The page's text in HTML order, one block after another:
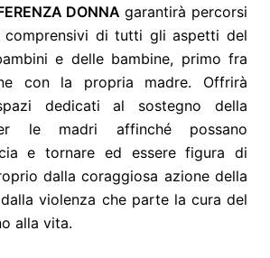
DONNAgarantirà percorsi
comprensivi di tutti gli aspetti del
e delle bambine, primo fra
con la propria madre. Offrirà
dedicati al sostegno della
le madri affinché possano
e tornare ed essere figura di
dalla coraggiosa azione della
violenza che parte la cura del
alla vita.